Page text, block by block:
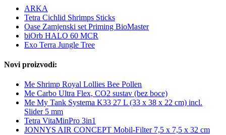
ARKA
Tetra Cichlid Shrimps Sticks
Oase Zamjenski set Priming BioMaster
biOrb HALO 60 MCR
Exo Terra Jungle Tree
Novi proizvodi:
Me Shrimp Royal Lollies Bee Pollen
Me Carbo Ultra Flex, CO2 sustav (bez boce)
Me My Tank Systema K33 27 L (33 x 38 x 22 cm) incl.
Slider 5 mm
Tetra VitaMinPro 3in1
JONNYS AIR CONCEPT Mobil-Filter 7,5 x 7,5 x 32 cm